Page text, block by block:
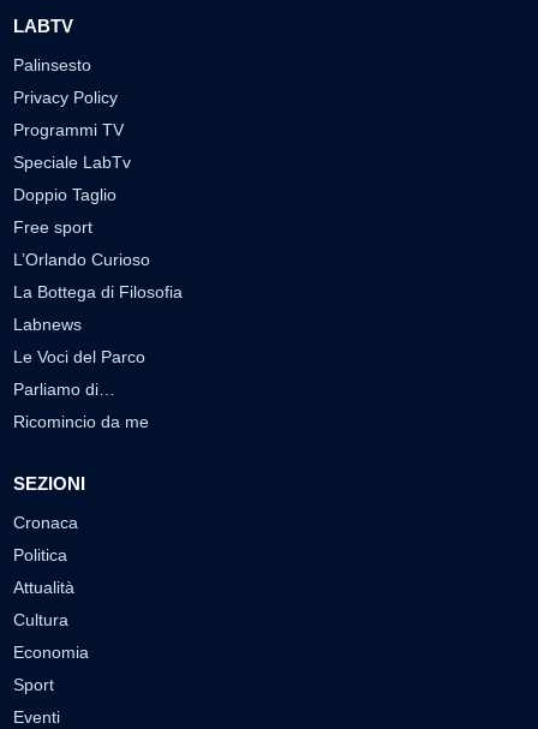
LABTV
Palinsesto
Privacy Policy
Programmi TV
Speciale LabTv
Doppio Taglio
Free sport
L’Orlando Curioso
La Bottega di Filosofia
Labnews
Le Voci del Parco
Parliamo di…
Ricomincio da me
SEZIONI
Cronaca
Politica
Attualità
Cultura
Economia
Sport
Eventi